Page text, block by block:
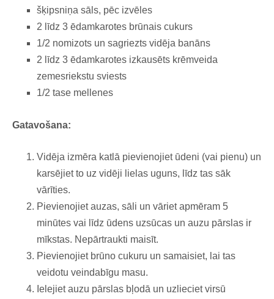
šķipsniņa sāls, pēc izvēles
2 līdz 3 ēdamkarotes brūnais cukurs
1/2 nomizots un sagriezts vidēja banāns
2 līdz 3 ēdamkarotes izkausēts krēmveida
zemesriekstu sviests
1/2 tase mellenes
Gatavošana:
Vidēja izmēra katlā pievienojiet ūdeni (vai pienu) un
karsējiet to uz vidēji lielas uguns, līdz tas sāk
vārīties.
Pievienojiet auzas, sāli un vāriet apmēram 5
minūtes vai līdz ūdens uzsūcas un auzu pārslas ir
mīkstas. Nepārtraukti maisīt.
Pievienojiet brūno cukuru un samaisiet, lai tas
veidotu veindabīgu masu.
Ielejiet auzu pārslas bļodā un uzlieciet virsū